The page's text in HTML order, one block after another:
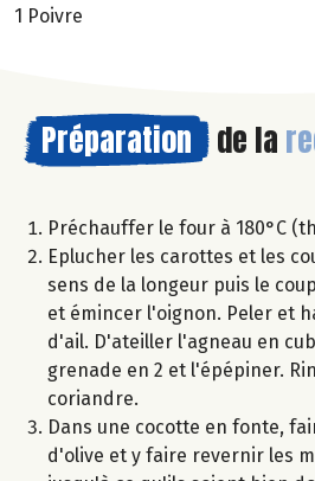
1 Poivre
Préparation de la
Préchauffer le four à 180°C
Eplucher les carottes et les
sens de la longeur puis le
et émincer l'oignon. Peler et
d'ail. D'ateiller l'agneau en
grenade en 2 et l'épépiner.
coriandre.
Dans une cocotte en fonte,
d'olive et y faire revernir les